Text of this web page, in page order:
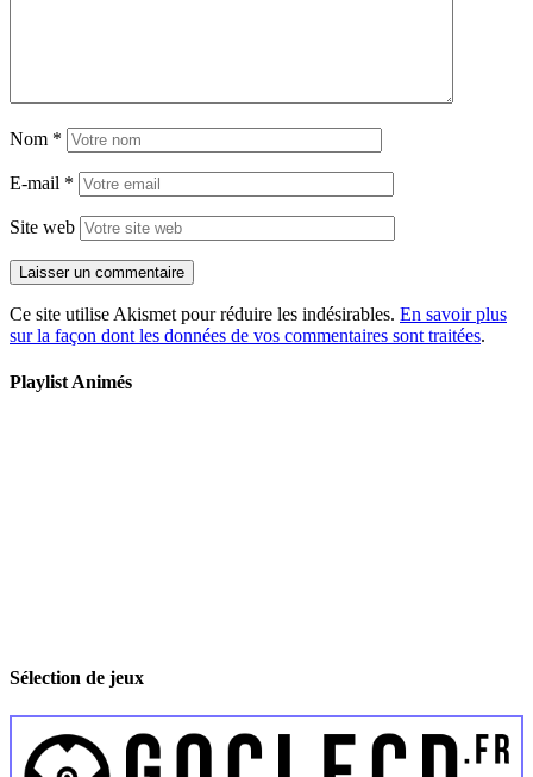
Nom *
E-mail *
Site web
Ce site utilise Akismet pour réduire les indésirables. En savoir plus
sur la façon dont les données de vos commentaires sont traitées.
Playlist Animés
Sélection de jeux